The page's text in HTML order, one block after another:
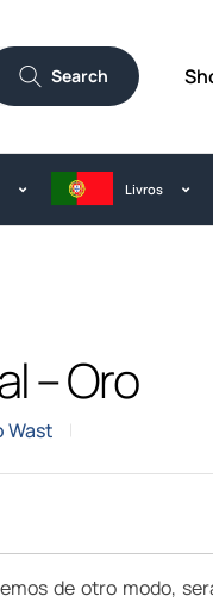
Search
Livros
– Oro
Wast
de otro modo,